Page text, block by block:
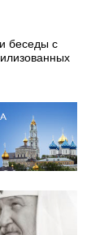
беседы с